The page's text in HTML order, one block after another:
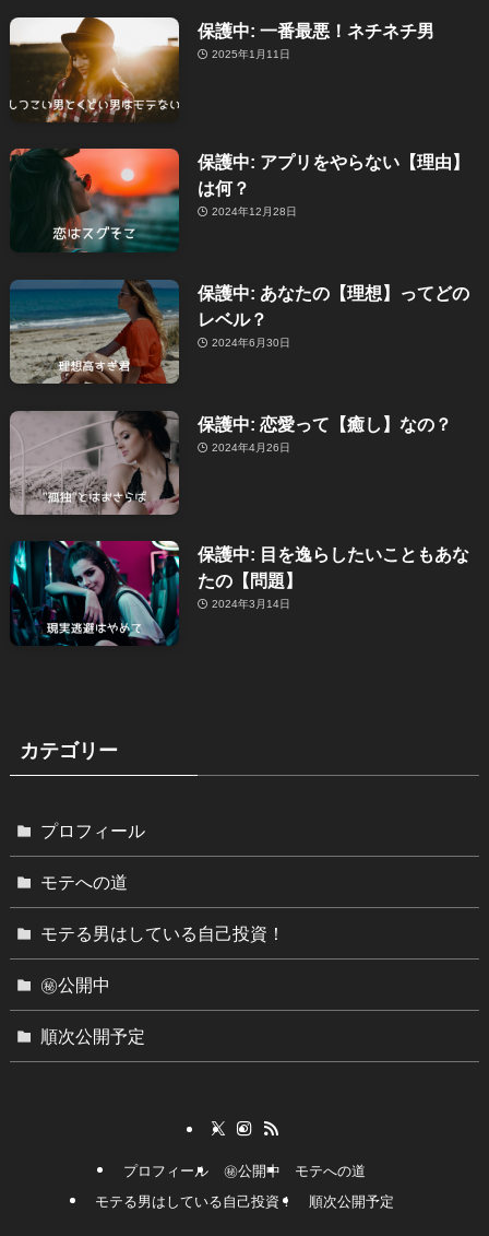
保護中: 一番最悪！ネチネチ男
2025年1月11日
保護中: アプリをやらない【理由】
は何？
2024年12月28日
保護中: あなたの【理想】ってどの
レベル？
2024年6月30日
保護中: 恋愛って【癒し】なの？
2024年4月26日
保護中: 目を逸らしたいこともあな
たの【問題】
2024年3月14日
カテゴリー
プロフィール
モテへの道
モテる男はしている自己投資！
㊙︎公開中
順次公開予定
プロフィール ㊙︎公開中
モテへの道
モテる男はしている自己投資！
順次公開予定